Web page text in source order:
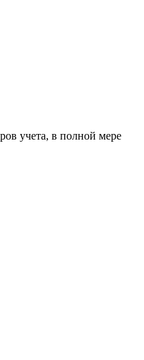
учета, в полной мере